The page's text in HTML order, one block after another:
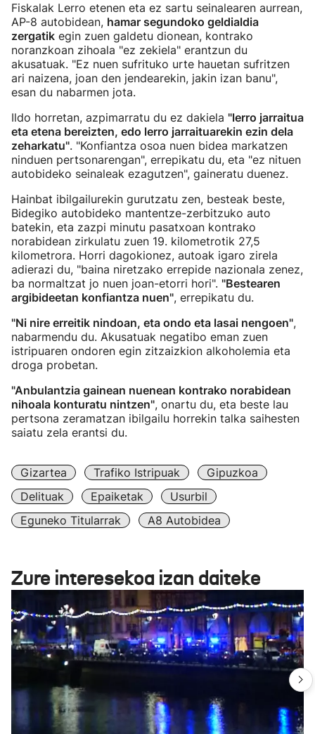
Fiskalak Lerro etenen eta ez sartu seinalearen aurrean,
AP-8 autobidean, hamar segundoko geldialdia
zergatik egin zuen galdetu dionean, kontrako
noranzkoan zihoala "ez zekiela" erantzun du
akusatuak. "Ez nuen sufrituko urte hauetan sufritzen
ari naizena, joan den jendearekin, jakin izan banu",
esan du nabarmen jota.
Ildo horretan, azpimarratu du ez dakiela "lerro jarraitua
eta etena bereizten, edo lerro jarraituarekin ezin dela
zeharkatu". "Konfiantza osoa nuen bidea markatzen
ninduen pertsonarengan", errepikatu du, eta "ez nituen
autobideko seinaleak ezagutzen", gaineratu duenez.
Hainbat ibilgailurekin gurutzatu zen, besteak beste,
Bidegiko autobideko mantentze-zerbitzuko auto
batekin, eta zazpi minutu pasatxoan kontrako
norabidean zirkulatu zuen 19. kilometrotik 27,5
kilometrora. Horri dagokionez, autoak igaro zirela
adierazi du, "baina niretzako errepide nazionala zenez,
ba normaltzat jo nuen joan-etorri hori". "Bestearen
argibideetan konfiantza nuen", errepikatu du.
"Ni nire erreitik nindoan, eta ondo eta lasai nengoen",
nabarmendu du. Akusatuak negatibo eman zuen
istripuaren ondoren egin zitzaizkion alkoholemia eta
droga probetan.
"Anbulantzia gainean nuenean kontrako norabidean
nihoala konturatu nintzen", onartu du, eta beste lau
pertsona zeramatzan ibilgailu horrekin talka saihesten
saiatu zela erantsi du.
Gizartea Trafiko Istripuak
Gipuzkoa
Delituak
Epaiketak
Usurbil
Eguneko Titularrak
A8 Autobidea
Zure interesekoa izan daiteke